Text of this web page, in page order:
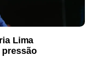
Lima